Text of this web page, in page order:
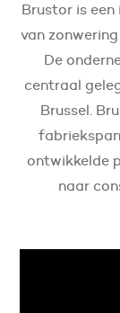
Brustor is
van
De
centraal
Brussel.
ontwikkelde
naar